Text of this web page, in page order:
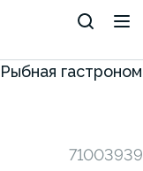
Рыбная
71003939